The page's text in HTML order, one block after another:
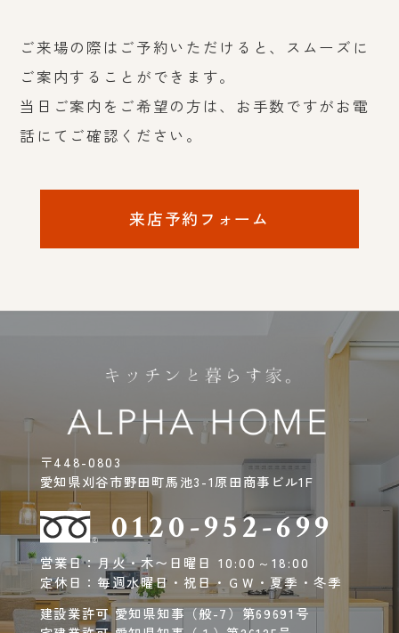
ご来場の際はご予約いただけると、スムーズに
ご案内することができます。
当日ご案内をご希望の方は、お手数ですがお電
話にてご確認ください。
来店予約フォーム
〒448-0803
愛知県刈谷市野田町馬池3-1原田商事ビル1F
0120-952-699
営業日：月火・木〜日曜日 10:00～18:00
定休日：毎週水曜日・祝日・ＧＷ・夏季・冬季
建設業許可 愛知県知事（般-7）第69691号